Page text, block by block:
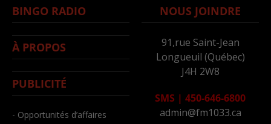
BINGO RADIO
À PROPOS
PUBLICITÉ
- Opportunités d’affaires
NOUS JOINDRE
91,rue Saint-Jean
Longueuil (Québec)
J4H 2W8
SMS | 450-646-6800
admin@fm1033.ca